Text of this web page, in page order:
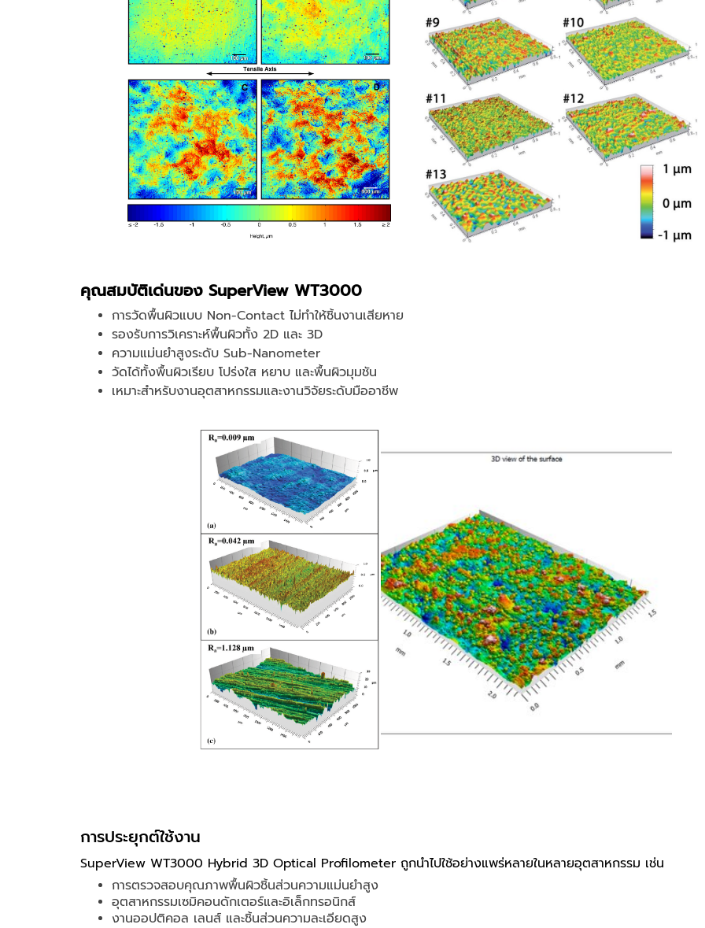
คุณสมบัติเด่นของ SuperView WT3000
การวัดพื้นผิวแบบ Non-Contact ไม่ทำให้ชิ้นงานเสียหาย
รองรับการวิเคราะห์พื้นผิวทั้ง 2D และ 3D
ความแม่นยำสูงระดับ Sub-Nanometer
วัดได้ทั้งพื้นผิวเรียบ โปร่งใส หยาบ และพื้นผิวมุมชัน
เหมาะสำหรับงานอุตสาหกรรมและงานวิจัยระดับมืออาชีพ
การประยุกต์ใช้งาน
SuperView WT3000 Hybrid 3D Optical Profilometer ถูกนำไปใช้อย่างแพร่หลายในหลายอุตสาหกรรม เช่น
การตรวจสอบคุณภาพพื้นผิวชิ้นส่วนความแม่นยำสูง
อุตสาหกรรมเซมิคอนดักเตอร์และอิเล็กทรอนิกส์
งานออปติคอล เลนส์ และชิ้นส่วนความละเอียดสูง